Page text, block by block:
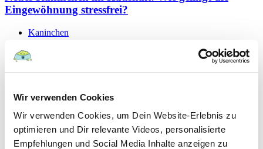
Wir verwenden Cookies
Wir verwenden Cookies, um Dein Website-Erlebnis zu
optimieren und Dir relevante Videos, personalisierte
Empfehlungen und Social Media Inhalte anzeigen zu
Eingewöhnung stressfrei?
Kaninchen
19 September 2021
Kaninchen
Katzen
Papageien